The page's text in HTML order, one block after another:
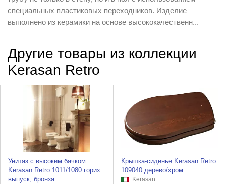
специальных пластиковых переходников. Изделие
выполнено из керамики на основе высококачественн...
Другие товары из коллекции
Kerasan Retro
Унитаз с высоким бачком
Kerasan Retro 1011/1080 гориз.
выпуск, бронза
Крышка-сиденье Kerasan Retro
109040 дерево/хром
Kerasan